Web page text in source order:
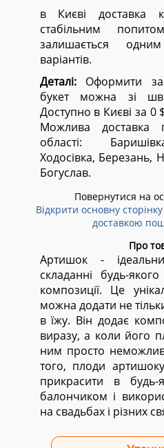
в Києві доставка
стабільним
залишається
варіантів.
Деталі:Оформити
букет можна зі
Доступно в Києві за 0
Можлива доставка
області:
Ходосівка, Березань,
Богуслав.
Повернутися на
Відкрити основну сторінку
доставкою
Про
Артишок -
складанні будь-
композиції. Це
можна додати не
в їжу. Він додає
виразу, а коли його
ним просто
того, плоди
прикрасити в будь-
балончиком і
на свадьбах і різних